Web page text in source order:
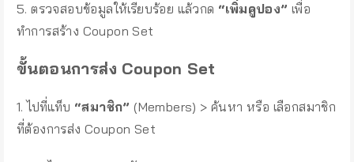
5. ตรวจสอบข้อมูลให้เรียบร้อย แล้วกด “เพิ่มคูปอง” เพื่อ
ทำการสร้าง Coupon Set
ขั้นตอนการส่ง Coupon Set
1. ไปที่แท็บ “สมาชิก” (Members) > ค้นหา หรือ เลือกสมาชิก
ที่ต้องการส่ง Coupon Set